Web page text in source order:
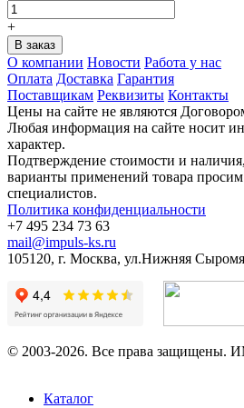
+
О компании Новости Работа у нас
Оплата Доставка Гарантия
Поставщикам Реквизиты Контакты
Цены на сайте не являются
Любая информация на сайте носит
характер.
Подтверждение стоимости и
варианты применений товара
специалистов.
Политика конфиденциальности
+7 495 234 73 63
mail@impuls-ks.ru
105120, г. Москва, ул.Нижняя
© 2003-2026. Все права
Каталог